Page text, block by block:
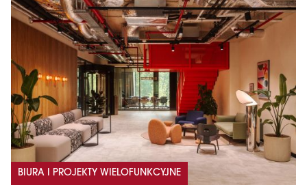
BIURA I PROJEKTY WIELOFUNKCYJNE